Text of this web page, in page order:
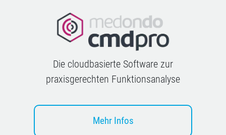
Die cloudbasierte Software zur
praxisgerechten Funktionsanalyse
Mehr Infos